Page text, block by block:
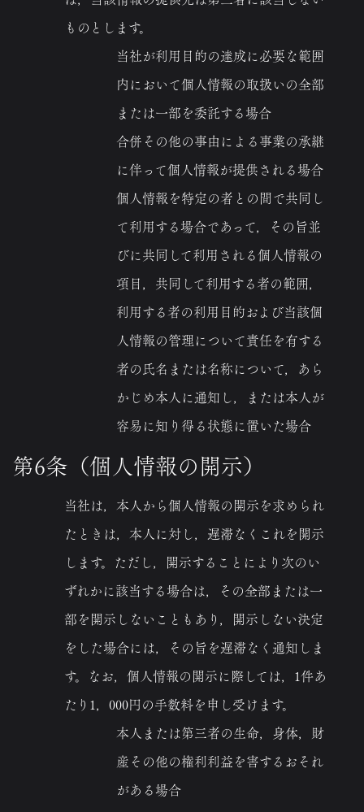
おしながき
ご予約
お知らせ
アクセス
お問い合わせ
ものとします。
当社が利用目的の達成に必要な範囲
内において個人情報の取扱いの全部
または一部を委託する場合
合併その他の事由による事業の承継
に伴って個人情報が提供される場合
個人情報を特定の者との間で共同し
て利用する場合であって，その旨並
びに共同して利用される個人情報の
項目，共同して利用する者の範囲，
利用する者の利用目的および当該個
人情報の管理について責任を有する
者の氏名または名称について，あら
かじめ本人に通知し，または本人が
容易に知り得る状態に置いた場合
第6条（個人情報の開示）
当社は，本人から個人情報の開示を求められ
たときは，本人に対し，遅滞なくこれを開示
します。ただし，開示することにより次のい
ずれかに該当する場合は，その全部または一
部を開示しないこともあり，開示しない決定
をした場合には，その旨を遅滞なく通知しま
す。なお，個人情報の開示に際しては，1件あ
たり1，000円の手数料を申し受けます。
本人または第三者の生命，身体，財
産その他の権利利益を害するおそれ
がある場合